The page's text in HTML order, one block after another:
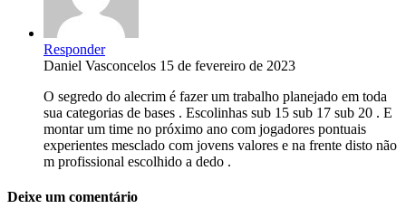
Responder
Daniel Vasconcelos 15 de fevereiro de 2023
O segredo do alecrim é fazer um trabalho planejado em toda
sua categorias de bases . Escolinhas sub 15 sub 17 sub 20 . E
montar um time no próximo ano com jogadores pontuais
experientes mesclado com jovens valores e na frente disto não
m profissional escolhido a dedo .
Deixe um comentário